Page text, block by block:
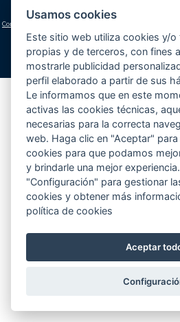
Condiciones generales
Usamos cookies
Este sitio web utiliza cookies y/o
propias y de terceros, con fines
mostrarle publicidad
perfil elaborado a partir de sus
Le informamos que en este
activas las cookies técnicas,
necesarias para la correcta
web. Haga clic en "Aceptar"
cookies para que podamos
y brindarle una mejor
"Configuración" para gestionar
cookies y obtener más
política de cookies
Aceptar